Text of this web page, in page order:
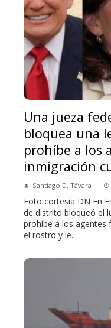
Una jueza
bloquea una
prohíbe a los
inmigración
Santiago D. Távara
Foto cortesía DN En
de distrito bloqueó el
prohíbe a los agentes
el rostro y le...